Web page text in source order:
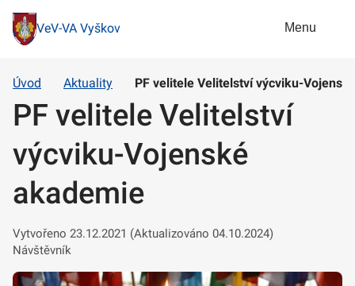
VeV-VA Vyškov Menu
Úvod Aktuality PF velitele Velitelství výcviku-
PF velitele Velitelství
výcviku-Vojenské
akademie
Vytvořeno 23.12.2021 (Aktualizováno 04.10.2024)
Návštěvník